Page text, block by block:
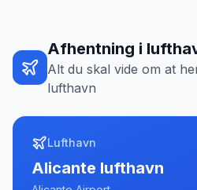
Afhentning i
Alt du skal vide om at
lufthavn
Lufthavn
Alicante lufthavn